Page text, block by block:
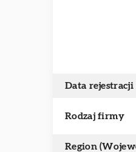
Data
Rodzaj firmy
Region